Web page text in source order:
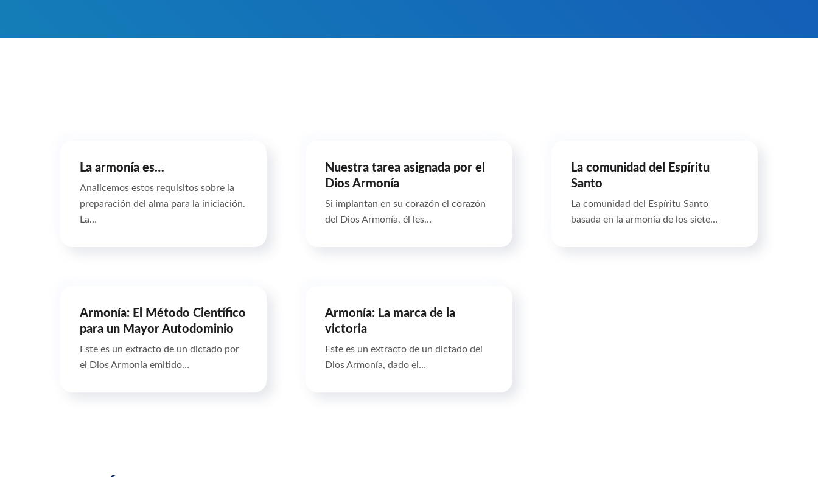
La armonía es…
Analicemos estos requisitos sobre la
preparación del alma para la iniciación.
La…
Nuestra tarea asignada por el
Dios Armonía
Si implantan en su corazón el corazón
del Dios Armonía, él les…
La comunidad del Espíritu
Santo
La comunidad del Espíritu Santo
basada en la armonía de los siete…
Armonía: El Método Científico
para un Mayor Autodominio
Este es un extracto de un dictado por
el Dios Armonía emitido…
Armonía: La marca de la
victoria
Este es un extracto de un dictado del
Dios Armonía, dado el…